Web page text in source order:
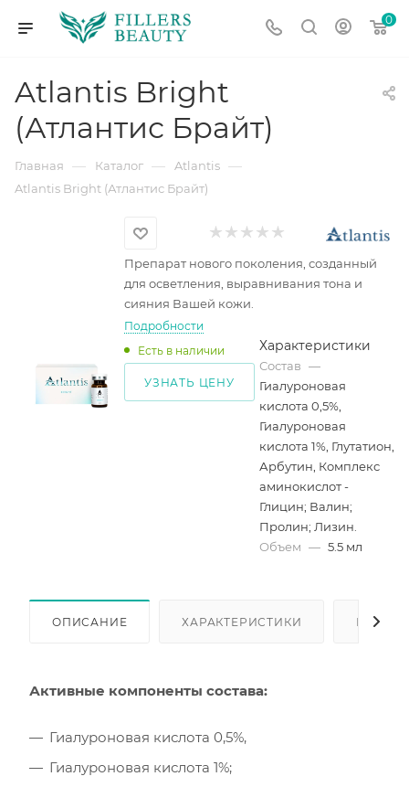
0
Atlantis Bright
(Атлантис Брайт)
Главная — Каталог — Atlantis —
Atlantis Bright (Атлантис Брайт)
Препарат нового поколения, созданный
для осветления, выравнивания тона и
сияния Вашей кожи.
Подробности
Есть в наличии
УЗНАТЬ ЦЕНУ
Характеристики
Состав —
Гиалуроновая
кислота 0,5%,
Гиалуроновая
кислота 1%, Глутатион,
Арбутин, Комплекс
аминокислот -
Глицин; Валин;
Пролин; Лизин.
Объем — 5.5 мл
ОПИСАНИЕ ХАРАКТЕРИСТИКИ КАК
Активные компоненты состава:
Гиалуроновая кислота 0,5%,
Гиалуроновая кислота 1%;